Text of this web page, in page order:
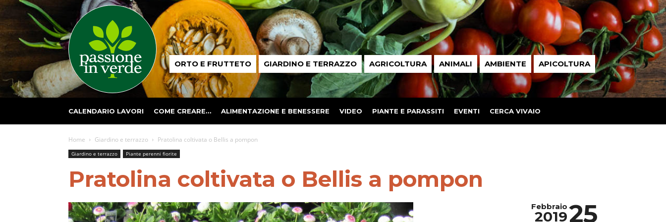
Passione
in ORTO E FRUTTETO GIARDINO E TERRAZZO AGRICOLTURA ANIMALI AMBIENTE APICOLTURA
CALENDARIO LAVORI COME CREARE… ALIMENTAZIONE E BENESSERE VIDEO PIANTE E PARASSITI EVENTI CERCA VIVAIO
Home Giardino e terrazzo Pratolina coltivata o Bellis a pompon
Giardino e terrazzo Piante perenni fiorite
Pratolina coltivata o Bellis a pompon
25
Febbraio
2019